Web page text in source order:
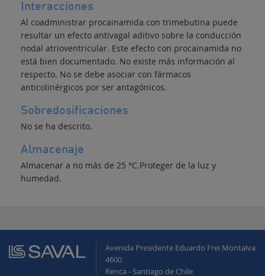
Interacciones
Al coadministrar procainamida con trimebutina puede
resultar un efecto antivagal aditivo sobre la conducción
nodal atrioventricular. Este efecto con procainamida no
está bien documentado. No existe más información al
respecto. No se debe asociar con fármacos
anticolinérgicos por ser antagónicos.
Sobredosificaciones
No se ha descrito.
Almacenaje
Almacenar a no más de 25 °C.Proteger de la luz y
humedad.
Avenida Presidente Eduardo Frei Montalva
4600
Renca - Santiago de Chile